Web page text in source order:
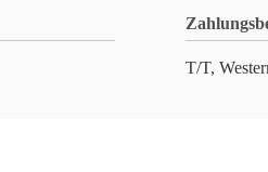
T/T,